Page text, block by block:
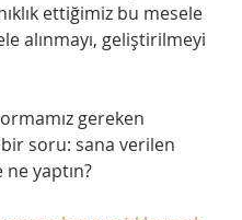
ettiğimiz bu mesele
alınmayı, geliştirilmeyi
gereken
bir soru: sana verilen
yaptın?